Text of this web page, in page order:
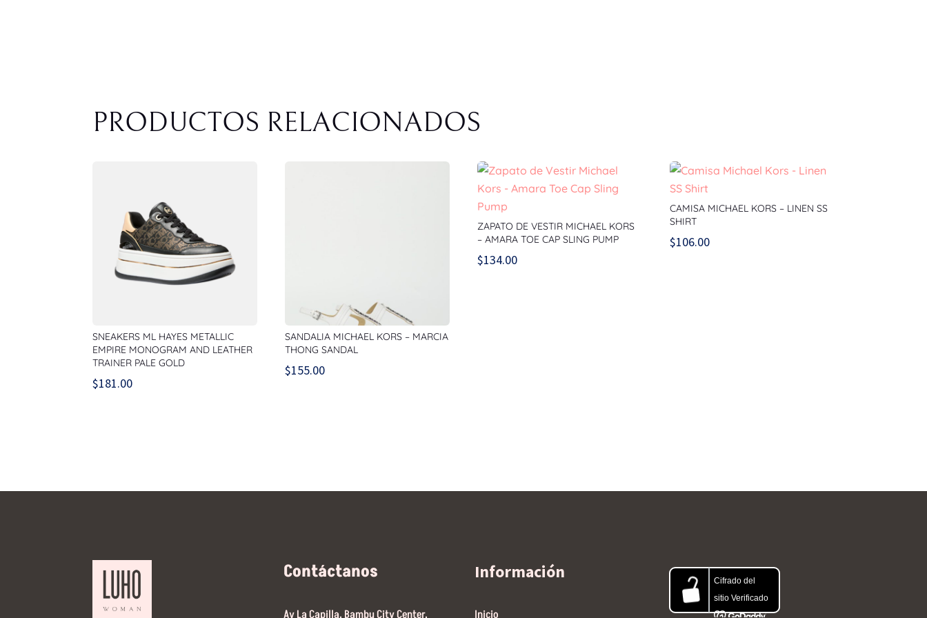
PRODUCTOS RELACIONADOS
SNEAKERS ML HAYES METALLIC
EMPIRE MONOGRAM AND LEATHER
TRAINER PALE GOLD
$181.00
SANDALIA MICHAEL KORS – MARCIA
THONG SANDAL
$155.00
ZAPATO DE VESTIR MICHAEL KORS
– AMARA TOE CAP SLING PUMP
$134.00
CAMISA MICHAEL KORS – LINEN SS
SHIRT
$106.00
Contáctanos
Av La Capilla, Bambu City Center,
Información
Inicio